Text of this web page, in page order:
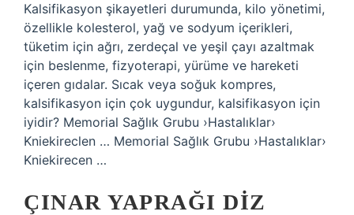
Kalsifikasyon şikayetleri durumunda, kilo yönetimi,
özellikle kolesterol, yağ ve sodyum içerikleri,
tüketim için ağrı, zerdeçal ve yeşil çayı azaltmak
için beslenme, fizyoterapi, yürüme ve hareketi
içeren gıdalar. Sıcak veya soğuk kompres,
kalsifikasyon için çok uygundur, kalsifikasyon için
iyidir? Memorial Sağlık Grubu ›Hastalıklar›
Kniekireclen … Memorial Sağlık Grubu ›Hastalıklar›
Kniekirecen …
ÇINAR YAPRAĞI DIZ